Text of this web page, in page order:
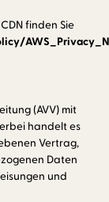
finden Sie
(AVV) mit
handelt es
Vertrag,
Daten
und